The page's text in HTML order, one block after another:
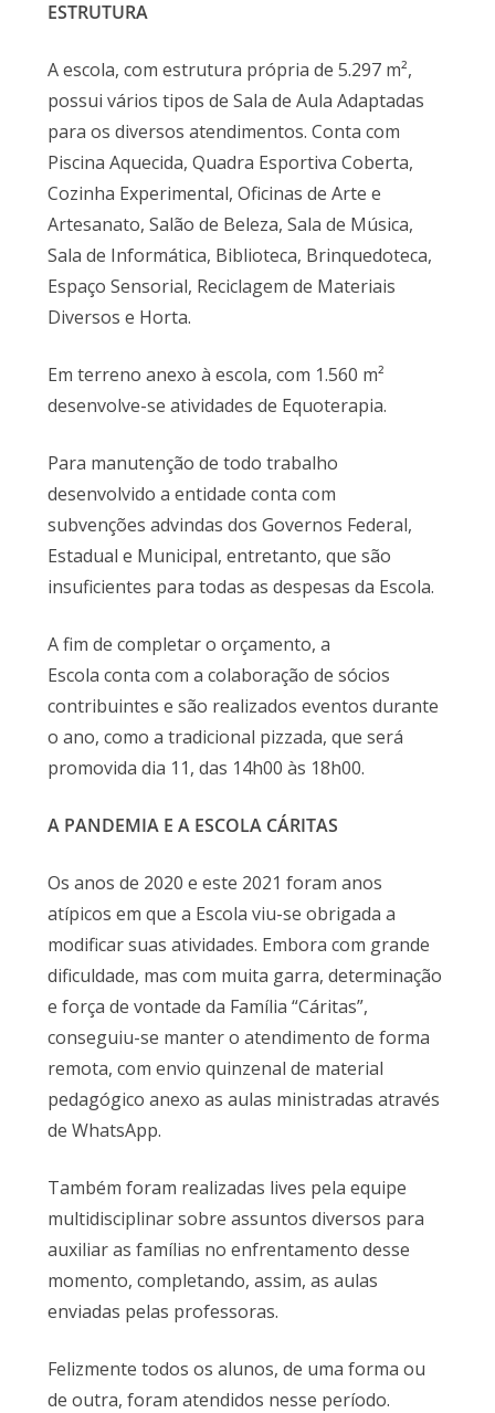
ESTRUTURA
A escola, com estrutura própria de 5.297 m²,
possui vários tipos de Sala de Aula Adaptadas
para os diversos atendimentos. Conta com
Piscina Aquecida, Quadra Esportiva Coberta,
Cozinha Experimental, Oficinas de Arte e
Artesanato, Salão de Beleza, Sala de Música,
Sala de Informática, Biblioteca, Brinquedoteca,
Espaço Sensorial, Reciclagem de Materiais
Diversos e Horta.
Em terreno anexo à escola, com 1.560 m²
desenvolve-se atividades de Equoterapia.
Para manutenção de todo trabalho
desenvolvido a entidade conta com
subvenções advindas dos Governos Federal,
Estadual e Municipal, entretanto, que são
insuficientes para todas as despesas da Escola.
A fim de completar o orçamento, a
Escola conta com a colaboração de sócios
contribuintes e são realizados eventos durante
o ano, como a tradicional pizzada, que será
promovida dia 11, das 14h00 às 18h00.
A PANDEMIA E A ESCOLA CÁRITAS
Os anos de 2020 e este 2021 foram anos
atípicos em que a Escola viu-se obrigada a
modificar suas atividades. Embora com grande
dificuldade, mas com muita garra, determinação
e força de vontade da Família “Cáritas”,
conseguiu-se manter o atendimento de forma
remota, com envio quinzenal de material
pedagógico anexo as aulas ministradas através
de WhatsApp.
Também foram realizadas lives pela equipe
multidisciplinar sobre assuntos diversos para
auxiliar as famílias no enfrentamento desse
momento, completando, assim, as aulas
enviadas pelas professoras.
Felizmente todos os alunos, de uma forma ou
de outra, foram atendidos nesse período.